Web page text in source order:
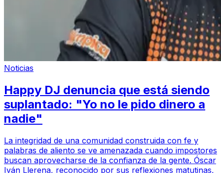
Noticias
Happy DJ denuncia que está siendo
suplantado: "Yo no le pido dinero a
nadie"
La integridad de una comunidad construida con fe y
palabras de aliento se ve amenazada cuando impostores
buscan aprovecharse de la confianza de la gente. Óscar
Iván Llerena, reconocido por sus reflexiones matutinas,